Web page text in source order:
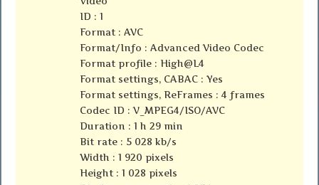
ID : 1
Format : AVC
Format/Info : Advanced Video Codec
Format profile : High@L4
Format settings, CABAC : Yes
Format settings, ReFrames : 4 frames
Codec ID : V_MPEG4/ISO/AVC
Duration : 1 h 29 min
Bit rate : 5 028 kb/s
Width : 1 920 pixels
Height : 1 028 pixels